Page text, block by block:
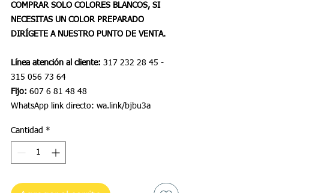
COMPRAR SOLO COLORES BLANCOS, SI
NECESITAS UN COLOR PREPARADO
DIRÍGETE A NUESTRO PUNTO DE VENTA.
Línea atención al cliente: 317 232 28 45 -
315 056 73 64
Fijo: 607 6 81 48 48
WhatsApp link directo: wa.link/bjbu3a
Cantidad *